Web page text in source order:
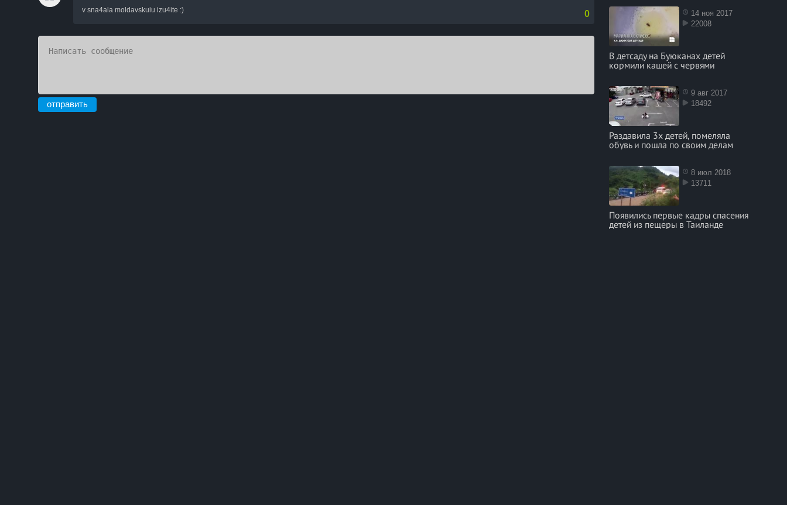
14 ноя 2017
22008
В детсаду на Буюканах детей
кормили кашей с червями
9 авг 2017
18492
Раздавила 3х детей, помеляла
обувь и пошла по своим делам
8 июл 2018
13711
Появились первые кадры спасения
детей из пещеры в Таиланде
v sna4ala moldavskuiu izu4ite :) 0
отправить